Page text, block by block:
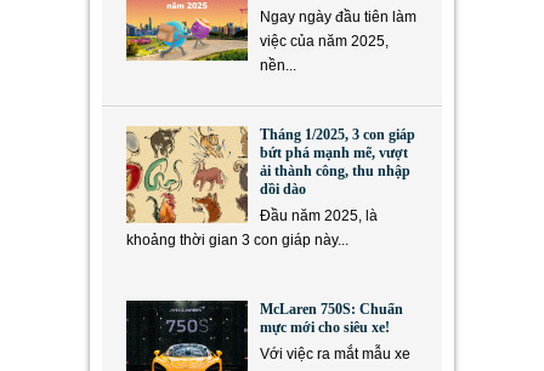
Ngay ngày đầu tiên làm
việc của năm 2025,
nền...
Tháng 1/2025, 3 con giáp
bứt phá mạnh mẽ, vượt
ải thành công, thu nhập
dồi dào
Đầu năm 2025, là
khoảng thời gian 3 con giáp này...
McLaren 750S: Chuẩn
mực mới cho siêu xe!
Với việc ra mắt mẫu xe